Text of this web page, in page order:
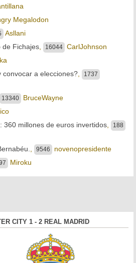
Megalodon
Asllani
de Fichajes
16044
CarlJohnson
a elecciones?
1737
13340
BruceWayne
360 millones de euros invertidos
188
9546
novenopresidente
Miroku
CITY 1 - 2 REAL MADRID